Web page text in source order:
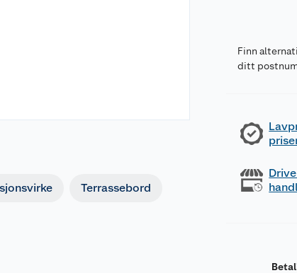
Terrassebord
Finn
ditt